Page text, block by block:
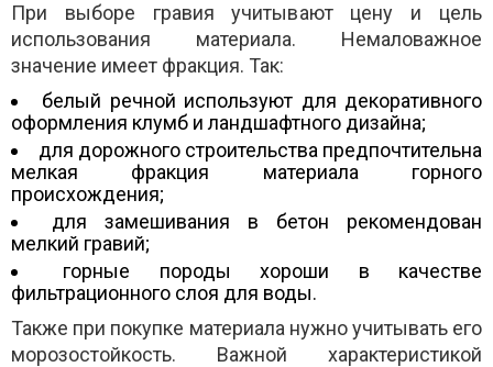
При выборе гравия учитывают цену и цель
использования материала. Немаловажное
значение имеет фракция. Так:
белый речной используют для декоративного
оформления клумб и ландшафтного дизайна;
для дорожного строительства предпочтительна
мелкая фракция материала горного
происхождения;
для замешивания в бетон рекомендован
мелкий гравий;
горные породы хороши в качестве
фильтрационного слоя для воды.
Также при покупке материала нужно учитывать его
морозостойкость. Важной характеристикой